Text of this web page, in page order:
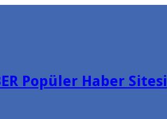
Popüler Haber Sitesi